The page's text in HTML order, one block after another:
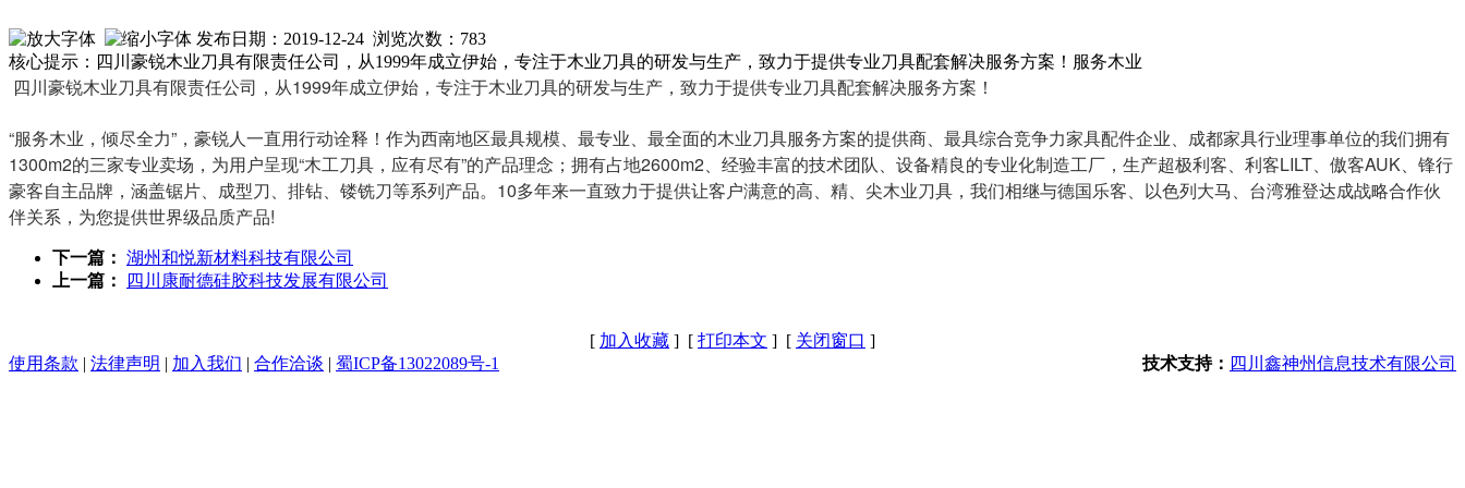
发布日期：2019-12-24 浏览次数： 783
核心提示：四川豪锐木业刀具有限责任公司，从1999年成立伊始，专注于木业刀具的研发与生产，致力于提供专业刀具配套解决服务方案！服务木业
四川豪锐木业刀具有限责任公司，从1999年成立伊始，专注于木业刀具的研发与生产，致力于提供专业刀具配套解决服务方案！
“服务木业，倾尽全力”，豪锐人一直用行动诠释！作为西南地区最具规模、最专业、最全面的木业刀具服务方案的提供商、最具综合竞争力家具配件企业、成都家具行业理事单位的我们拥有
1300m2的三家专业卖场，为用户呈现“木工刀具，应有尽有”的产品理念；拥有占地2600m2、经验丰富的技术团队、设备精良的专业化制造工厂，生产超极利客、利客LILT、傲客AUK、锋行
豪客自主品牌，涵盖锯片、成型刀、排钻、镂铣刀等系列产品。10多年来一直致力于提供让客户满意的高、精、尖木业刀具，我们相继与德国乐客、以色列大马、台湾雅登达成战略合作伙
伴关系，为您提供世界级品质产品!
下一篇： 湖州和悦新材料科技有限公司
上一篇：
四川康耐德硅胶科技发展有限公司
[ 加入收藏 ] [ 打印本文 ] [ 关闭窗口 ]
使用条款 | 法律声明 | 加入我们 | 合作洽谈 | 蜀ICP备13022089号-1 技术支持： 四川鑫神州信息技术有限公司